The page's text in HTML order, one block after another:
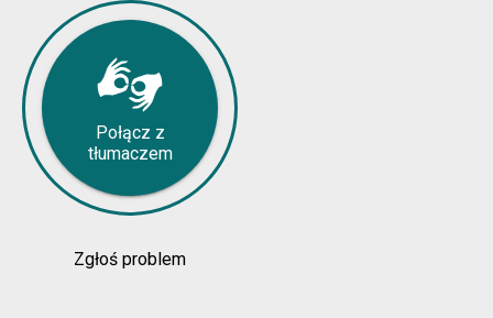
Połącz z
tłumaczem
Zgłoś problem